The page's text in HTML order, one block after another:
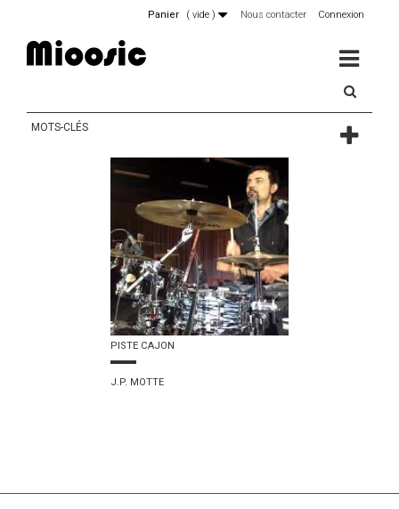
Connexion
Nous contacter
Panier ( vide )
MENU
MOTS-CLÉS
PISTE CAJON
J.P. MOTTE